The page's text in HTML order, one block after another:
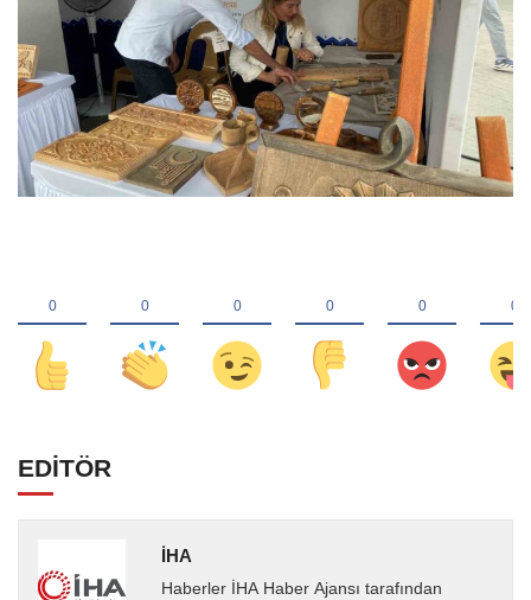
EDİTÖR
İHA
Haberler İHA Haber Ajansı tarafından